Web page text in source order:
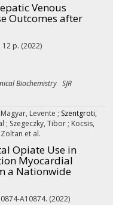
Venous
Outcomes after
12 p. (2022)
Biochemistry SJR
Magyar, Levente ; Szentgroti,
; Szegeczky, Tibor ; Kocsis,
Zoltan et al.
Opiate Use in
Myocardial
a Nationwide
A10874. (2022)